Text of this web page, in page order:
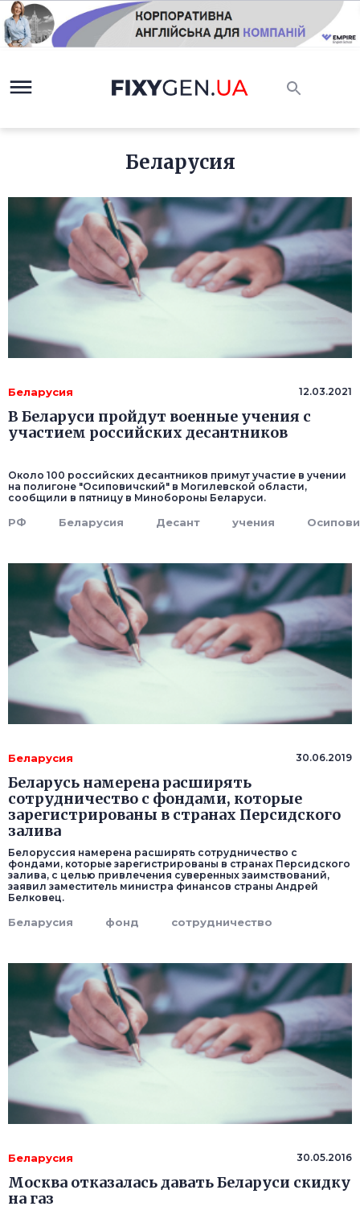
Беларусия
Беларусия 12.03.2021
В Беларуси пройдут военные учения с
участием российских десантников
Около 100 российских десантников примут участие в учении
на полигоне "Осиповичский" в Могилевской области,
сообщили в пятницу в Минобороны Беларуси.
РФ Беларусия Десант учения
Беларусия 30.06.2019
Беларусь намерена расширять
сотрудничество с фондами, которые
зарегистрированы в странах Персидского
залива
Белоруссия намерена расширять сотрудничество с
фондами, которые зарегистрированы в странах Персидского
залива, с целью привлечения суверенных заимствований,
заявил заместитель министра финансов страны Андрей
Белковец.
Беларусия фонд сотрудничество
Беларусия 30.05.2016
Москва отказалась давать Беларуси скидку
на газ